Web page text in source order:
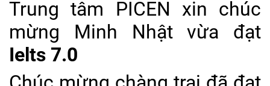
Trung tâm PICEN xin chúc
mừng Minh Nhật vừa đạt
Ielts 7.0